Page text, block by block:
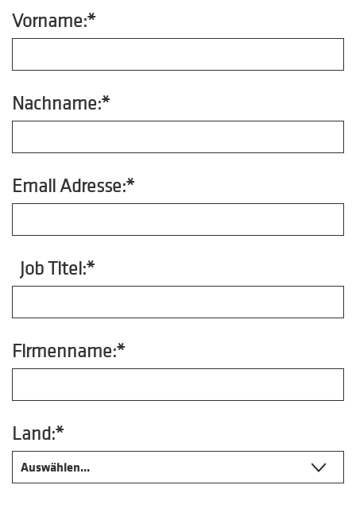
Vorname:*
Nachname:*
Email Adresse:*
Job Titel:*
Firmenname:*
Land:*